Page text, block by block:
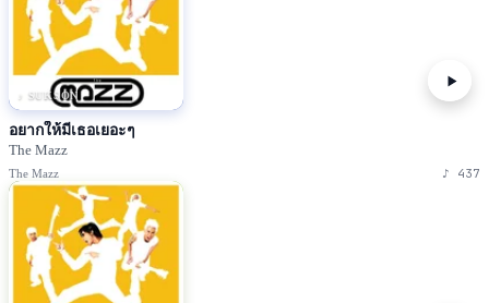
♪ SUKSON
อยากให้มีเธอเยอะๆ
The Mazz
The Mazz ♪ 437